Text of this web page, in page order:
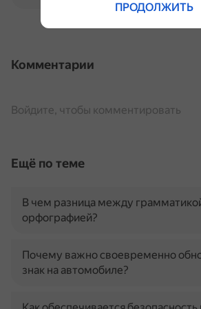
Комментарии
Войдите, чтобы комментировать
Ещё по теме
В чем разница между
орфографией?
Почему важно своевременно
знак на автомобиле?
ПРОДОЛЖИТЬ